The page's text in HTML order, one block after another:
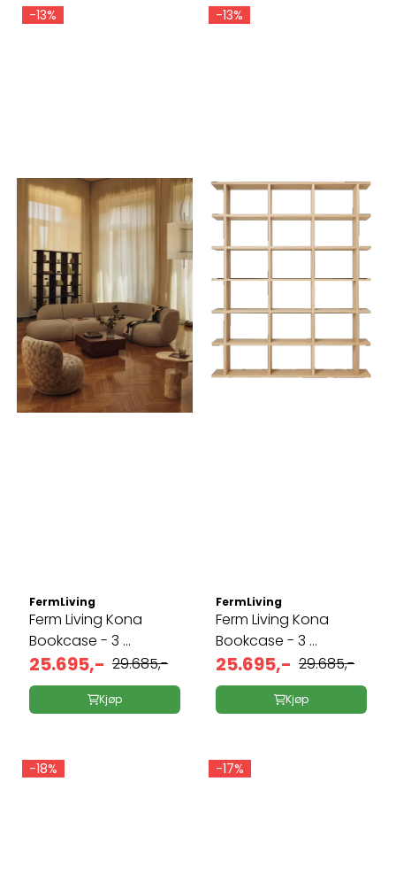
-13%
FermLiving
Ferm Living Kona
Bookcase - 3 ...
25.695,- 29.685,-
Kjøp
-13%
FermLiving
Ferm Living Kona
Bookcase - 3 ...
25.695,- 29.685,-
Kjøp
-18% -17%